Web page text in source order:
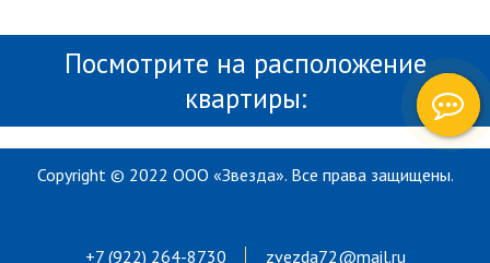
Посмотрите на расположение
квартиры:
Copyright © 2022 ООО «Звезда». Все права защищены.
+7 (922) 264-8730 zvezda72@mail.ru